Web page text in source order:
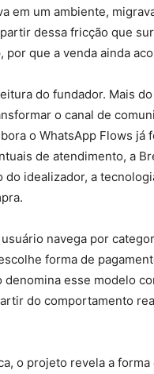
em um ambiente,
dessa fricção que
por que a venda ainda
do fundador. Mais
o canal de
o WhatsApp Flows
de atendimento, a
do idealizador, a
navega por
forma de
denomina esse modelo
do comportamento
o projeto revela a